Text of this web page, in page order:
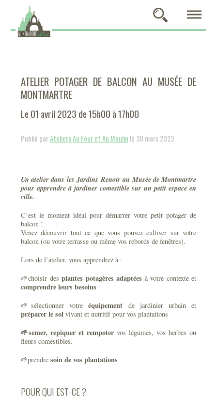
ATELIER POTAGER DE BALCON AU MUSÉE DE
MONTMARTRE
Le 01 avril 2023 de 15h00 à 17h00
Publié parAteliers Au Four et Au Moulin le 30 mars 2023
Un atelier dans les Jardins Renoir au Musée de Montmartre
pour apprendre à jardiner comestible sur un petit espace en
ville.
C’est le moment idéal pour démarrer votre petit potager de
balcon !
Venez découvrir tout ce que vous pouvez cultiver sur votre
balcon (ou votre terrasse ou même vos rebords de fenêtres).
Lors de l’atelier, vous apprendrez à :
🌱choisir des plantes potagères adaptées à votre contexte et
comprendre leurs besoins
🌱sélectionner votreéquipement de jardinier urbain et
préparer le solvivant et nutritif pour vos plantations
🌱semer, repiquer et rempotervos légumes, vos herbes ou
fleurs comestibles.
🌱prendresoin de vos plantations
POUR QUI EST-CE ?